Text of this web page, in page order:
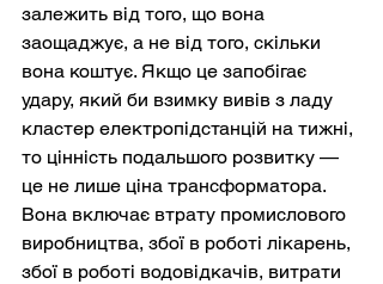
залежить від того, що вона
заощаджує, а не від того, скільки
вона коштує. Якщо це запобігає
удару, який би взимку вивів з ладу
кластер електропідстанцій на тижні,
то цінність подальшого розвитку —
це не лише ціна трансформатора.
Вона включає втрату промислового
виробництва, збої в роботі лікарень,
збої в роботі водовідкачів, витрати